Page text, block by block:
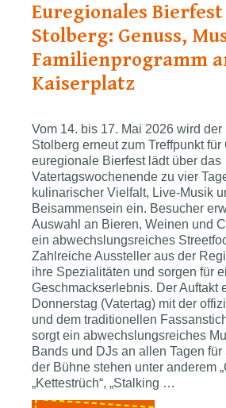
Euregio­nal­es
Stolberg: Genuss,
Familienprogramm
Kaiserplatz
Vom 14. bis 17. Mai 2026 wird
Stolberg erneut zum Treffpunkt
euregionale Bierfest lädt über das
Vatertagswochenende zu vier
kulinarischer Vielfalt, Live-Musik
Beisammensein ein. Besucher
Auswahl an Bieren, Weinen und
ein abwechslungsreiches
Zahlreiche Aussteller aus der
ihre Spezialitäten und sorgen für
Geschmackserlebnis. Der Auftakt
Donnerstag (Vatertag) mit der
und dem traditionellen
sorgt ein abwechslungsreiches
Bands und DJs an allen Tagen für
der Bühne stehen unter anderem
„Kettestrüch“, „Stalking …